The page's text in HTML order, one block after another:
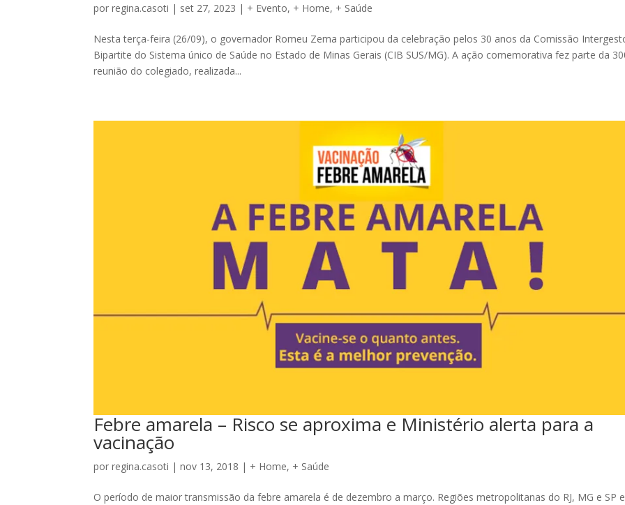
porregina.casoti | set 27, 2023 | + Evento, + Home, + Saúde
Nesta terça-feira (26/09), o governador Romeu Zema participou da celebração pelos 30 anos da Comissão
Bipartite do Sistema único de Saúde no Estado de Minas Gerais (CIB SUS/MG). A ação comemorativa fez parte da
reunião do colegiado, realizada...
Febre amarela – Risco se aproxima e Ministério alerta para a
vacinação
porregina.casoti |nov 13, 2018 | + Home, + Saúde
O período de maior transmissão da febre amarela é de dezembro a março. Regiões metropolitanas do RJ, MG e SP